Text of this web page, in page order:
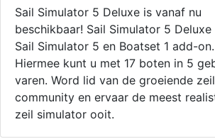
Sail Simulator 5 Deluxe is vanaf nu
beschikbaar! Sail Simulator 5
Sail Simulator 5 en Boatset 1 add-on.
Hiermee kunt u met 17 boten in 5
varen. Word lid van de groeiende zeil
community en ervaar de meest
zeil simulator ooit.